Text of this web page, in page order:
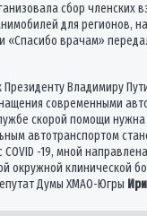
сбор
для
«Спасибо врачам»
Владимиру
современными
скорой помощи
автотранспортом
COVID -19, мной
окружной
Думы ХМАО-Югры